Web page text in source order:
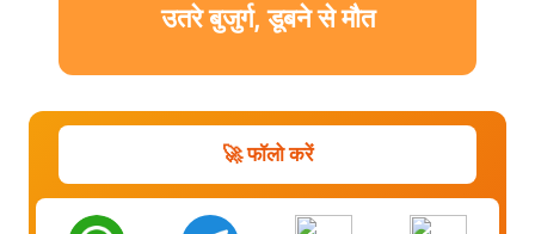
उतरे बुजुर्ग, डूबने से मौत
🚀 फॉलो करें